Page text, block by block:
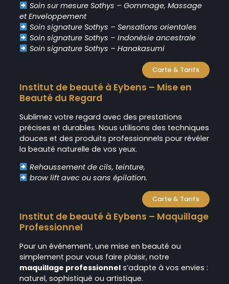
Soin sur mesure Sothys – Gommage, Massage
et Enveloppement
Soin signature Sothys – Sensations orientales
Soin signature Sothys – Indonésie ancestrale
Soin signature Sothys – Hanakasumi
Carte & Tarifs
Institut de beauté à Eybens – Mise en
Beauté du Regard
Sublimez votre regard avec des prestations
précises et durables. Nous utilisons des techniques
douces et des produits professionnels pour révéler
la beauté naturelle de vos yeux.
Rehaussement de cils, teinture,
brow lift avec ou sans épilation.
Carte & Tarifs
Institut de beauté à Eybens – Maquillage
Professionnel
Pour un événement, une mise en beauté ou
simplement pour vous faire plaisir, notre
maquillage professionnel s’adapte à vos envies :
naturel, sophistiqué ou artistique.